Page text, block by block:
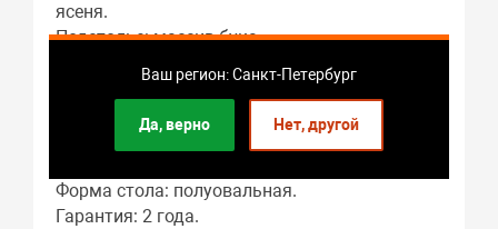
Ваш регион: Санкт-Петербург
Да, верно Нет, другой
ясеня.
Подстолье: массив бука.
Гостиная – это основное предназначение
этого предмета мебели.
Длина стола в разложенном виде: 1900 мм.
В собранном виде длина стола составляет:
Форма стола: полуовальная.
Гарантия: 2 года.